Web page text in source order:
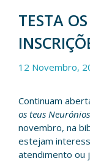
TESTA
12 Novembro,
Continuam
os teus Neurónios
novembro, na
estejam
atendimento ou